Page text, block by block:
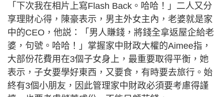
「下次我在相片上寫Flash Back。哈哈！」二人又分
享理財心得，陳豪表示，男主外女主內，老婆就是家
中的CEO，他説：「男人賺錢，將錢全拿返屋企給老
婆，句號。哈哈！」掌握家中財政大權的Aimee指，
大部份花費用在3個子女身上，最重要取得平衡，她
表示，子女要學好東西，又要食，有時要去旅行。始
終有3個小朋友，因此管理家中財政必須要考慮得謹